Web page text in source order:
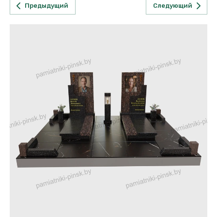
Предыдущий Следующий